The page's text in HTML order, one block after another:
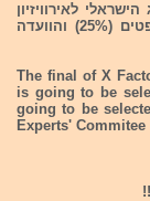
לאירוויזיון
2022 בהצבעה שתתחלק בין הצופים (50%) השופטים (25%) והוועדה
The final of X
is going to be
going to be
Experts' Commitee